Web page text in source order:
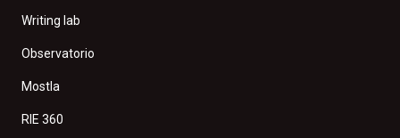
Writing lab
Observatorio
Mostla
RIE 360